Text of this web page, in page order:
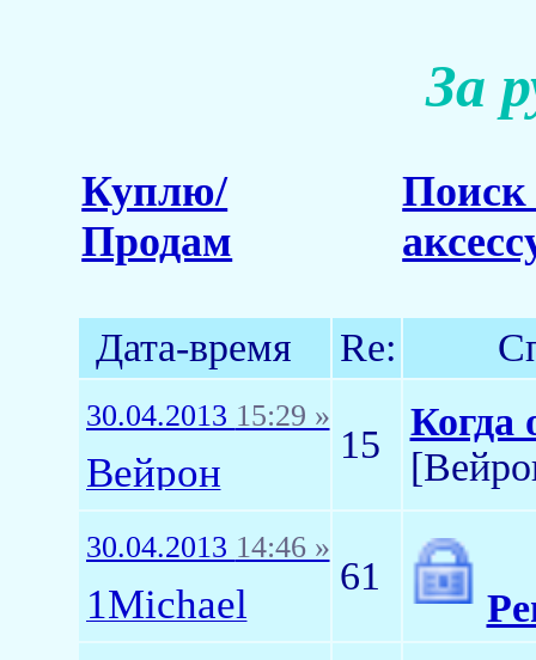
За
Куплю/
Продам
Поиск
Дата-время Re:
30.04.2013 15:29 »
Вейрон
15
Когда
30.04.2013 14:46 »
1Michael
61